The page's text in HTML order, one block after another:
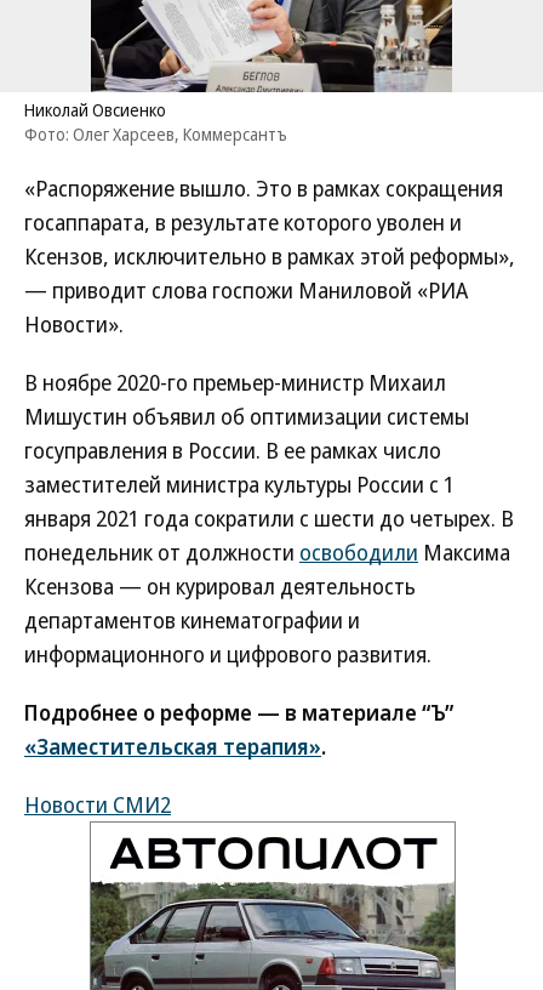
Николай Овсиенко
Фото: Олег Харсеев, Коммерсантъ
«Распоряжение вышло. Это в рамках сокращения
госаппарата, в результате которого уволен и
Ксензов, исключительно в рамках этой реформы»,
— приводит слова госпожи Маниловой «РИА
Новости».
В ноябре 2020-го премьер-министр Михаил
Мишустин объявил об оптимизации системы
госуправления в России. В ее рамках число
заместителей министра культуры России с 1
января 2021 года сократили с шести до четырех. В
понедельник от должности освободили Максима
Ксензова — он курировал деятельность
департаментов кинематографии и
информационного и цифрового развития.
Подробнее о реформе — в материале “Ъ”
«Заместительская терапия».
Новости СМИ2